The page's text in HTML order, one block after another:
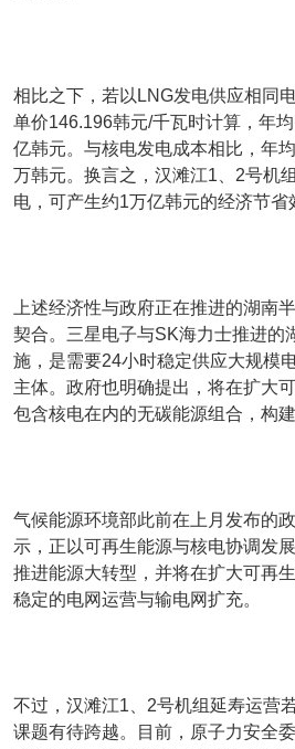
相比之下，若以LNG发电供应相同
单价146.196韩元/千瓦时计算，年
亿韩元。与核电发电成本相比，年
万韩元。换言之，汉滩江1、2号机
电，可产生约1万亿韩元的经济节省
上述经济性与政府正在推进的湖南
契合。三星电子与SK海力士推进的
施，是需要24小时稳定供应大规模
主体。政府也明确提出，将在扩大
包含核电在内的无碳能源组合，构
气候能源环境部此前在上月发布的
示，正以可再生能源与核电协调发
推进能源大转型，并将在扩大可再
稳定的电网运营与输电网扩充。
不过，汉滩江1、2号机组延寿运营
课题有待跨越。目前，原子力安全